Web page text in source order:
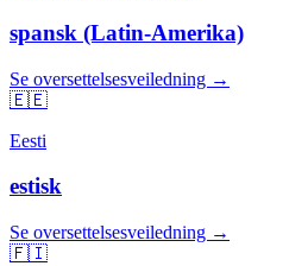
spansk (Latin-Amerika)
Se oversettelsesveiledning →
🇪🇪
Eesti
estisk
Se oversettelsesveiledning →
🇫🇮